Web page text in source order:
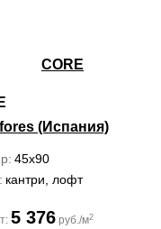
(Испания)
45x90
кантри, лофт
5 376 руб./м2